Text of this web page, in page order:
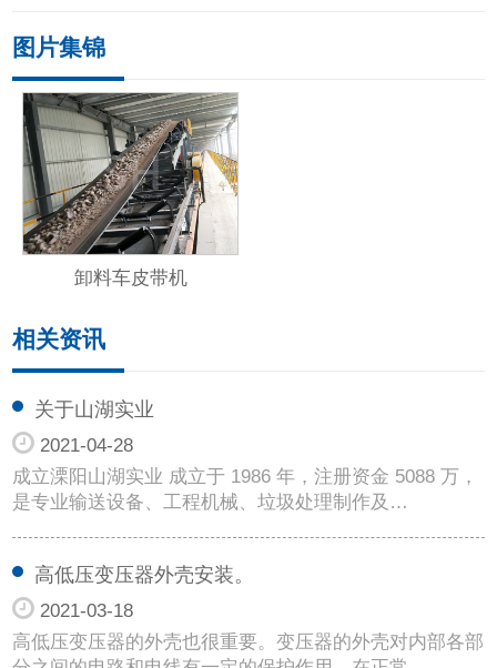
图片集锦
卸料车皮带机
相关资讯
关于山湖实业
2021-04-28
成立溧阳山湖实业 成立于 1986 年，注册资金 5088 万，
是专业输送设备、工程机械、垃圾处理制作及…
高低压变压器外壳安装。
2021-03-18
高低压变压器的外壳也很重要。变压器的外壳对内部各部